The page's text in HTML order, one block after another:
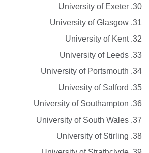
University of Exeter
University of Glasgow
University of Kent
University of Leeds
University of Portsmouth
Univesity of Salford
University of Southampton
University of South Wales
University of Stirling